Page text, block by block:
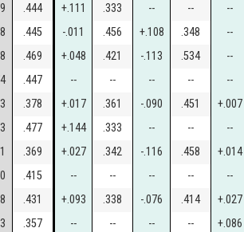
.444 +.111 .333 -- -- --
.445 -.011 .456 +.108 .348 --
.469 +.048 .421 -.113 .534 --
.447 -- -- -- -- --
.378 +.017 .361 -.090 .451 +.007
.477 +.144 .333 -- -- --
.369 +.027 .342 -.116 .458 +.014
.415 -- -- -- -- --
.431 +.093 .338 -.076 .414 +.027
.357 -- -- -- -- +.086